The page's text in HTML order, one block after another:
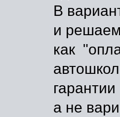
В
и
как
а не